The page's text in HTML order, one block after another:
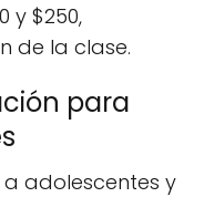
y $250,
de la clase.
para
adolescentes y